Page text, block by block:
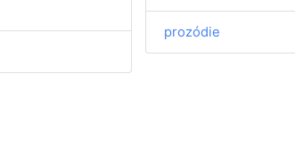
prozódie